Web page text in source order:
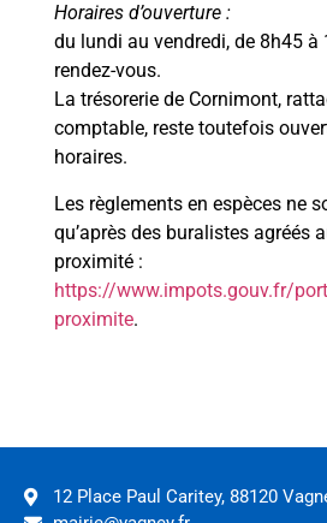
Horaires d’ouverture :
du lundi au vendredi, de 8h45 à
rendez-vous.
La trésorerie de Cornimont,
comptable, reste toutefois
horaires.
Les règlements en espèces ne
qu’après des buralistes agréés
proximité :
https://www.impots.gouv.fr/
proximite.
12 Place Paul Caritey, 88120